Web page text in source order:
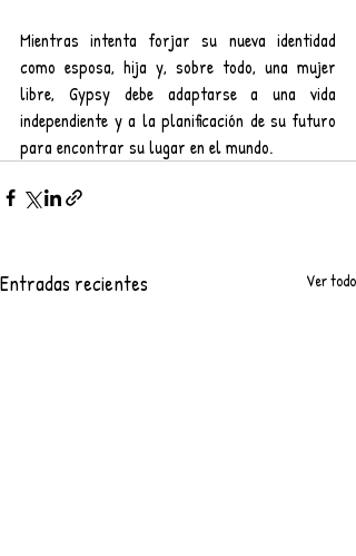
Mientras intenta forjar su nueva identidad
como esposa, hija y, sobre todo, una mujer
libre, Gypsy debe adaptarse a una vida
independiente y a la planificación de su futuro
para encontrar su lugar en el mundo.
Entradas recientes Ver todo